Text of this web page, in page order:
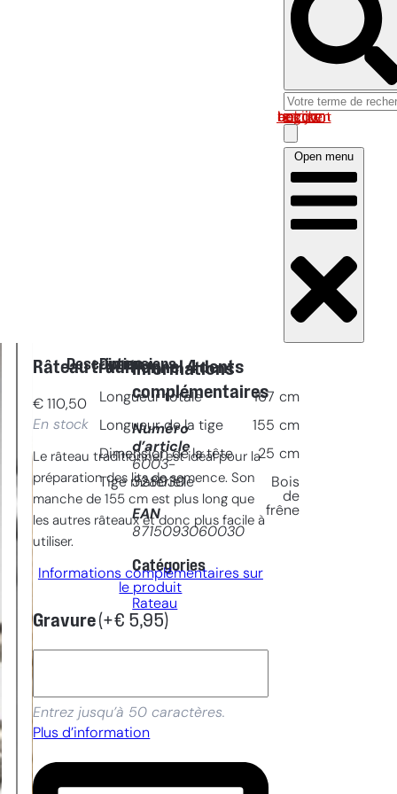
Log in om uw account te bekijken
Open menu
Râteau traditionnel 4 dents
€ 110,50
En stock
Le râteau traditionnel est idéal pour la
préparation des lits de semence. Son
manche de 155 cm est plus long que
les autres râteaux et donc plus facile à
utiliser.
Informations complémentaires sur
le produit
Gravure(+€ 5,95)
Entrez jusqu’à 50 caractères.
Plus d’information
Description
Dimensions
Longueur totale 167 cm
Longueur de la tige 155 cm
Dimension de la tête 25 cm
Tige matérielle
Bois
de
frêne
Informations
complémentaires
Numéro
d’article
6003-
328030
EAN
8715093060030
Catégories
Rateau